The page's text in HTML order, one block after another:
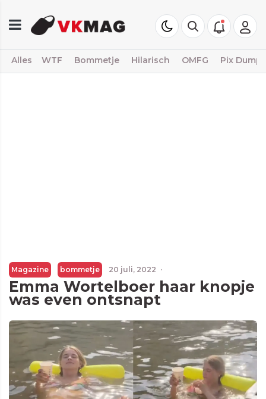
Alles WTF Bommetje Hilarisch OMFG Pix Dump
Magazine bommetje 20 juli, 2022 ·
Emma Wortelboer haar knopje
was even ontsnapt